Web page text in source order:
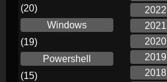
2022
2021
2020
2019
2018
(20)
Windows
(19)
Powershell
(15)